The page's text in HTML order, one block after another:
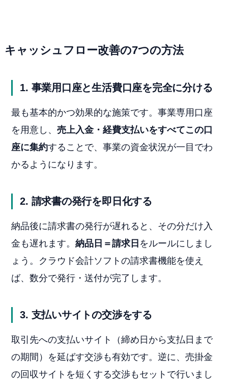
キャッシュフロー改善の7つの方法
1. 事業用口座と生活費口座を完全に分ける
最も基本的かつ効果的な施策です。事業専用口座
を用意し、売上入金・経費支払いをすべてこの口
座に集約することで、事業の資金状況が一目でわ
かるようになります。
2. 請求書の発行を即日化する
納品後に請求書の発行が遅れると、その分だけ入
金も遅れます。納品日＝請求日 をルールにしまし
ょう。クラウド会計ソフトの請求書機能を使え
ば、数分で発行・送付が完了します。
3. 支払いサイトの交渉をする
取引先への支払いサイト（締め日から支払日まで
の期間）を延ばす交渉も有効です。逆に、売掛金
の回収サイトを短くする交渉もセットで行いまし